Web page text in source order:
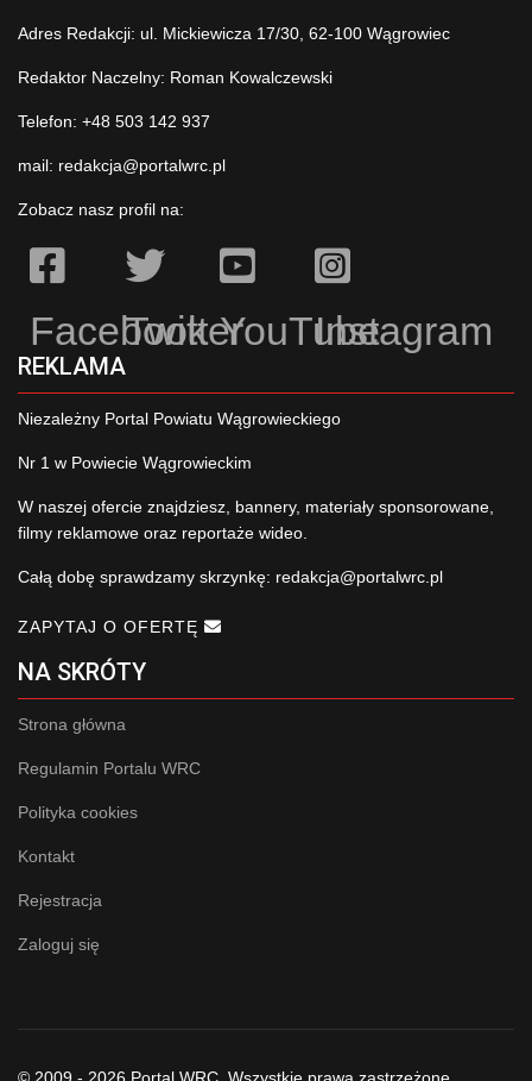
Adres Redakcji: ul. Mickiewicza 17/30, 62-100 Wągrowiec
Redaktor Naczelny: Roman Kowalczewski
Telefon: +48 503 142 937
mail: redakcja@portalwrc.pl
Zobacz nasz profil na:
Facebook
TwitterYouTubeInstagram
REKLAMA
Niezależny Portal Powiatu Wągrowieckiego
Nr 1 w Powiecie Wągrowieckim
W naszej ofercie znajdziesz, bannery, materiały sponsorowane,
filmy reklamowe oraz reportaże wideo.
Całą dobę sprawdzamy skrzynkę: redakcja@portalwrc.pl
ZAPYTAJ O OFERTĘ
NA SKRÓTY
Strona główna
Regulamin Portalu WRC
Polityka cookies
Kontakt
Rejestracja
Zaloguj się